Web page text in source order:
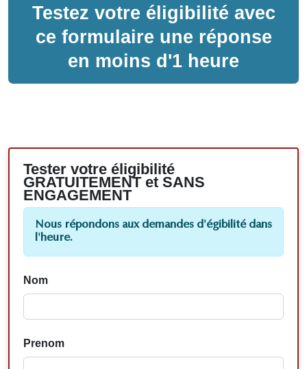
Testez votre éligibilité avec
ce formulaire une réponse
en moins d'1 heure
Tester votre éligibilité
GRATUITEMENT et SANS
ENGAGEMENT
Nous répondons aux demandes d'égibilité dans
l'heure.
Nom
Prenom